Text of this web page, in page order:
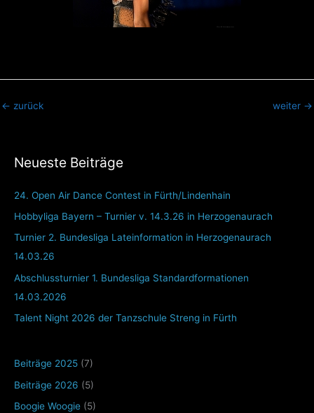
Neueste Beiträge
24. Open Air Dance Contest in Fürth/Lindenhain
Hobbyliga Bayern – Turnier v. 14.3.26 in Herzogenaurach
Turnier 2. Bundesliga Lateinformation in Herzogenaurach
14.03.26
Abschlussturnier 1. Bundesliga Standardformationen
14.03.2026
Talent Night 2026 der Tanzschule Streng in Fürth
Beiträge 2025 (7)
Beiträge 2026 (5)
Boogie Woogie (5)
← zurück weiter →